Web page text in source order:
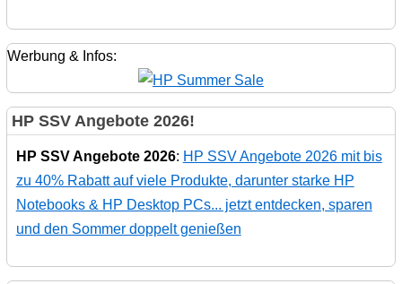
Werbung & Infos:
HP SSV Angebote 2026!
HP SSV Angebote 2026: HP SSV Angebote 2026 mit bis
zu 40% Rabatt auf viele Produkte, darunter starke HP
Notebooks & HP Desktop PCs... jetzt entdecken, sparen
und den Sommer doppelt genießen